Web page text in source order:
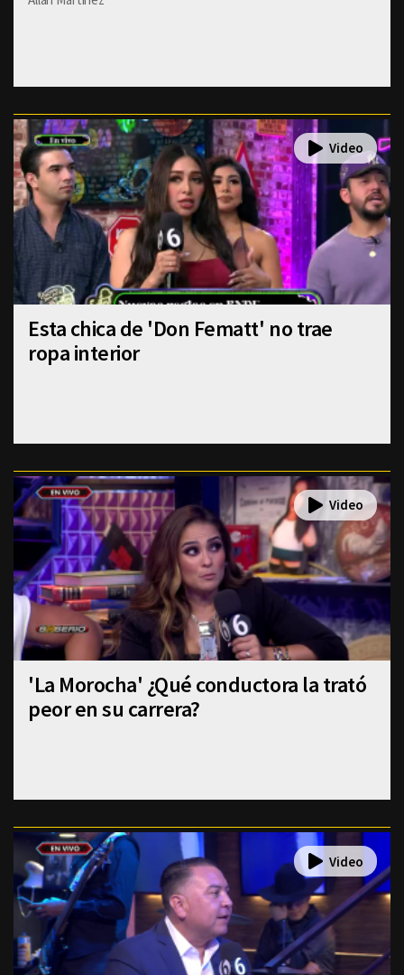
Esta chica de 'Don Fematt' no trae
ropa interior
'La Morocha' ¿Qué conductora la trató
peor en su carrera?